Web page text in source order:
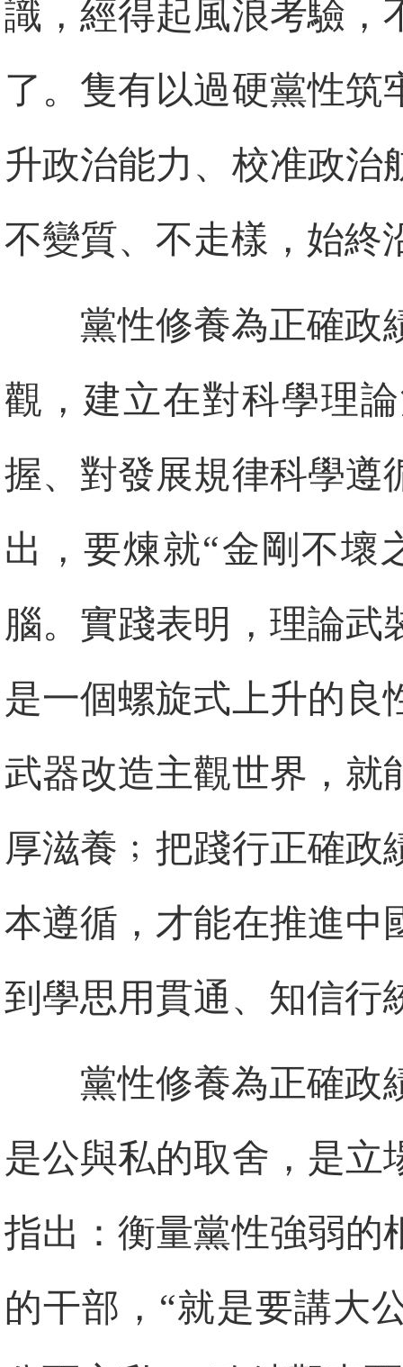
識，經得起風浪考驗，
了。隻有以過硬黨性筑
升政治能力、校准政治
不變質、不走樣，始終
黨性修養為正確政
觀，建立在對科學理
握、對發展規律科學遵
出，要煉就“金剛不壞
腦。實踐表明，理論武
是一個螺旋式上升的良
武器改造主觀世界，就
厚滋養﹔把踐行正確政
本遵循，才能在推進中
到學思用貫通、知信行
黨性修養為正確政
是公與私的取舍，是立
指出：衡量黨性強弱的
的干部，“就是要講大